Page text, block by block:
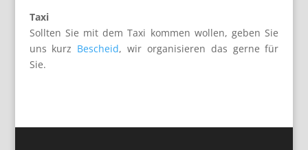
Taxi
Sollten Sie mit dem Taxi kommen wollen, geben Sie
uns kurz Bescheid, wir organisieren das gerne für
Sie.